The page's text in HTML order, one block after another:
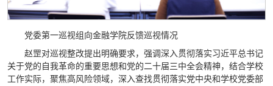
党委第一巡视组向金融学院反馈巡视情况
赵罡对巡视整改提出明确要求，强调深入贯彻落实习近平总书记
关于党的自我革命的重要思想和党的二十届三中全会精神，结合学校
工作实际，聚焦高风险领域，深入查找贯彻落实党中央和学校党委部